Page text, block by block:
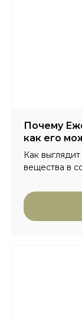
Почему
как его
Как
вещества в